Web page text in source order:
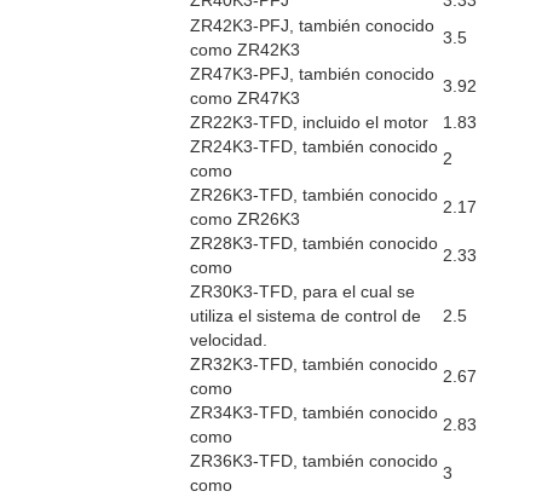
ZR42K3-PFJ, también conocido
como ZR42K3
3.5
ZR47K3-PFJ, también conocido
como ZR47K3
3.92
ZR22K3-TFD, incluido el motor
1.83
ZR24K3-TFD, también conocido
como
2
ZR26K3-TFD, también conocido
como ZR26K3
2.17
ZR28K3-TFD, también conocido
como
2.33
ZR30K3-TFD, para el cual se
utiliza el sistema de control de
velocidad.
2.5
ZR32K3-TFD, también conocido
como
2.67
ZR34K3-TFD, también conocido
como
2.83
ZR36K3-TFD, también conocido
como
3